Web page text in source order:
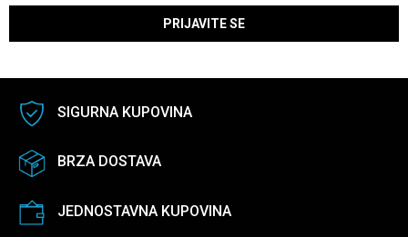
PRIJAVITE SE
SIGURNA KUPOVINA
BRZA DOSTAVA
JEDNOSTAVNA KUPOVINA